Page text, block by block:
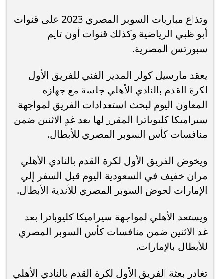
وتذاع مباريات السوبر المصري 2023 على قنوات
أبو ظبي الرياضية وكذلك قنوات أون تايم
سبورتس المصرية.
يعقد مارسيل كولر المدير الفني للفريق الأول
لكرة القدم بالنادي الأهلي جلسة مع جهازه
المعاون اليوم لبحث استعدادات الفريق لمواجهة
سيراميكا كليوباترا المقرر لها بعد غدٍ الاثنين ضمن
منافسات كأس السوبر المصري للأبطال.
ويخوض الفريق الأول لكرة القدم بالنادي الأهلي
مران خفيف في السعودية اليوم قبل السفر إلي
الإمارات لخوض السوبر المصري للأندية الأبطال.
ويستعد الأهلي لمواجهة سيراميكا كليوباترا بعد
غد الاثنين ضمن منافسات كأس السوبر المصري
للأبطال بالإمارات.
تغادر بعثة الفريق الأول لكرة القدم بالنادي الأهلي